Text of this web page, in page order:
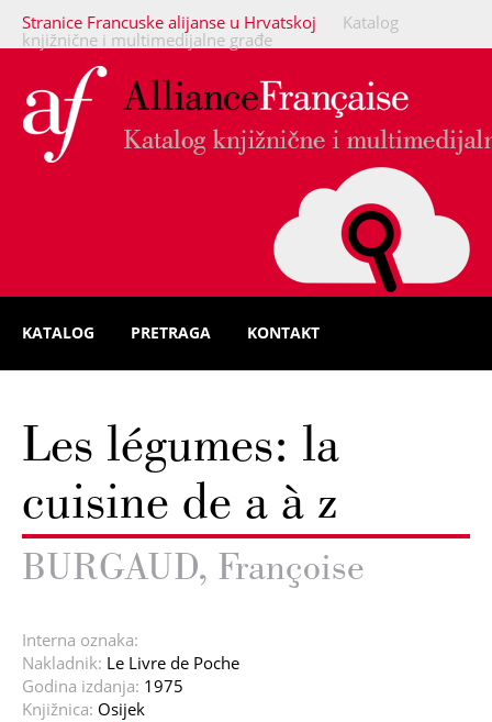
Stranice Francuske alijanse u Hrvatskoj
Katalog
knjižnične i multimedijalne građe
KATALOG PRETRAGA KONTAKT
Les légumes: la
cuisine de a à z
BURGAUD, Françoise
Interna oznaka:
Nakladnik: Le Livre de Poche
Godina izdanja: 1975
Knjižnica: Osijek